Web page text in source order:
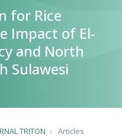
for Rice
Impact of El-
and North
Sulawesi
TRITON Articles